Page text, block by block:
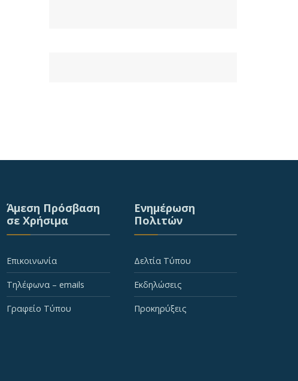
Άμεση Πρόσβαση
σε Χρήσιμα
Επικοινωνία
Τηλέφωνα – emails
Γραφείο Τύπου
Ενημέρωση
Πολιτών
Δελτία Τύπου
Εκδηλώσεις
Προκηρύξεις